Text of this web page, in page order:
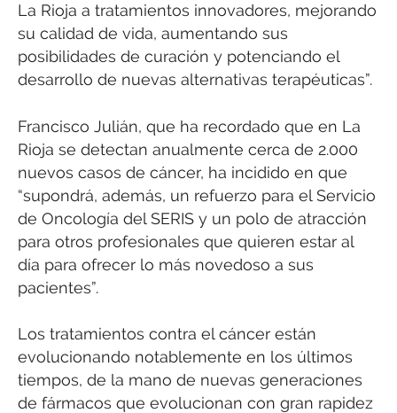
La Rioja a tratamientos innovadores, mejorando
su calidad de vida, aumentando sus
posibilidades de curación y potenciando el
desarrollo de nuevas alternativas terapéuticas”.
Francisco Julián, que ha recordado que en La
Rioja se detectan anualmente cerca de 2.000
nuevos casos de cáncer, ha incidido en que
“supondrá, además, un refuerzo para el Servicio
de Oncología del SERIS y un polo de atracción
para otros profesionales que quieren estar al
día para ofrecer lo más novedoso a sus
pacientes”.
Los tratamientos contra el cáncer están
evolucionando notablemente en los últimos
tiempos, de la mano de nuevas generaciones
de fármacos que evolucionan con gran rapidez